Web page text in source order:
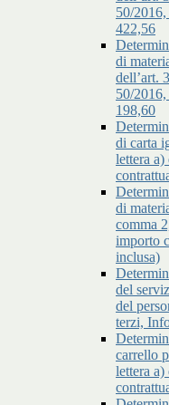
50/
422,56
di
dell’art.
50/
198,60
di carta
lettera
di
comma
importo
inclusa)
del
del
terzi,
carrello
lettera